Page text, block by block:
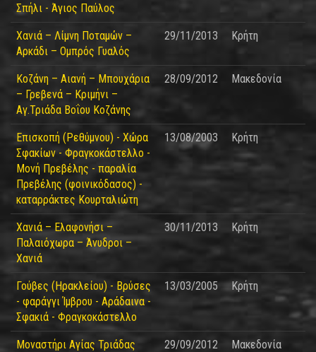
Σπήλι - Άγιος Παύλος
Χανιά – Λίμνη Ποταμών –
Αρκάδι – Ομπρός Γυαλός
29/11/2013 Κρήτη
Κοζάνη – Αιανή – Μπουχάρια
– Γρεβενά – Κριμήνι –
Αγ.Τριάδα Βοΐου Κοζάνης
28/09/2012 Μακεδονία
Επισκοπή (Ρεθύμνου) - Χώρα
Σφακίων - Φραγκοκάστελλο -
Μονή Πρεβέλης - παραλία
Πρεβέλης (φοινικόδασος) -
καταρράκτες Κουρταλιώτη
13/08/2003 Κρήτη
Χανιά – Ελαφονήσι –
Παλαιόχωρα – Άνυδροι –
Χανιά
30/11/2013 Κρήτη
Γούβες (Ηρακλείου) - Βρύσες
- φαράγγι Ίμβρου - Αράδαινα -
Σφακιά - Φραγκοκάστελλο
13/03/2005 Κρήτη
Μοναστήρι Αγίας Τριάδας
29/09/2012 Μακεδονία